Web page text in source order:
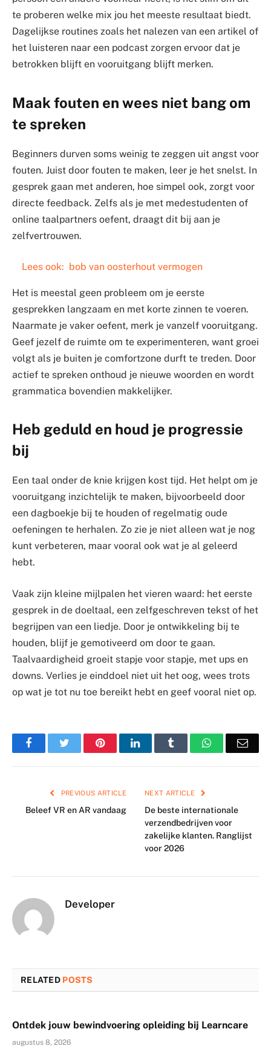
te proberen welke mix jou het meeste resultaat biedt.
Dagelijkse routines zoals het nalezen van een artikel of
het luisteren naar een podcast zorgen ervoor dat je
betrokken blijft en vooruitgang blijft merken.
Maak fouten en wees niet bang om
te spreken
Beginners durven soms weinig te zeggen uit angst voor
fouten. Juist door fouten te maken, leer je het snelst. In
gesprek gaan met anderen, hoe simpel ook, zorgt voor
directe feedback. Zelfs als je met medestudenten of
online taalpartners oefent, draagt dit bij aan je
zelfvertrouwen.
Lees ook: bob van oosterhout vermogen
Het is meestal geen probleem om je eerste
gesprekken langzaam en met korte zinnen te voeren.
Naarmate je vaker oefent, merk je vanzelf vooruitgang.
Geef jezelf de ruimte om te experimenteren, want groei
volgt als je buiten je comfortzone durft te treden. Door
actief te spreken onthoud je nieuwe woorden en wordt
grammatica bovendien makkelijker.
Heb geduld en houd je progressie
bij
Een taal onder de knie krijgen kost tijd. Het helpt om je
vooruitgang inzichtelijk te maken, bijvoorbeeld door
een dagboekje bij te houden of regelmatig oude
oefeningen te herhalen. Zo zie je niet alleen wat je nog
kunt verbeteren, maar vooral ook wat je al geleerd
hebt.
Vaak zijn kleine mijlpalen het vieren waard: het eerste
gesprek in de doeltaal, een zelfgeschreven tekst of het
begrijpen van een liedje. Door je ontwikkeling bij te
houden, blijf je gemotiveerd om door te gaan.
Taalvaardigheid groeit stapje voor stapje, met ups en
downs. Verlies je einddoel niet uit het oog, wees trots
op wat je tot nu toe bereikt hebt en geef vooral niet op.
FacebookTwitter PinterestLinkedIn Tumblr WhatsApp
PREVIOUS ARTICLE
Beleef VR en AR vandaag
NEXT ARTICLE
De beste internationale
verzendbedrijven voor
zakelijke klanten. Ranglijst
voor 2026
Developer
RELATED POSTS
Ontdek jouw bewindvoering opleiding bij Learncare
augustus 8, 2026